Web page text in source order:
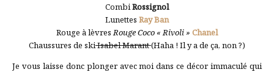
CombiRossignol
Lunettes Ray Ban
Rouge à lèvres Rouge Coco « Rivoli » Chanel
Chaussures de skiIsabel Marant(Haha ! Il y a de ça, non ?)
Je vous laisse donc plonger avec moi dans ce décor immaculé qui